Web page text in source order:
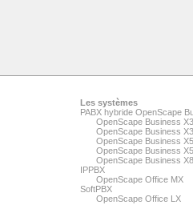
Les systèmes
PABX hybride OpenScape
OpenScape Business
OpenScape Business
OpenScape Business
OpenScape Business
OpenScape Business X8
IPPBX
OpenScape Office MX
SoftPBX
OpenScape Office LX